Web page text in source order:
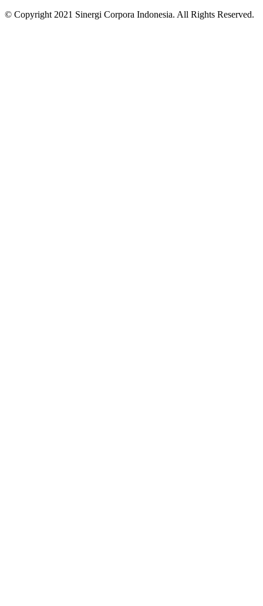
© Copyright 2021 Sinergi Corpora Indonesia. All Rights Reserved.